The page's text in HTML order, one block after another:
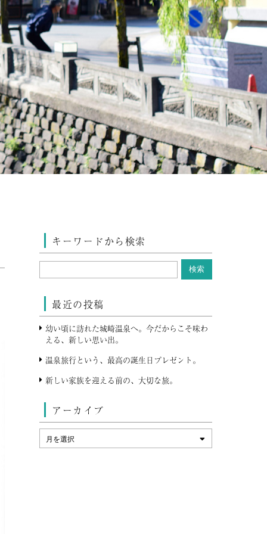
キーワードから検索
最近の投稿
幼い頃に訪れた城崎温泉へ。今だからこそ味わ
える、新しい思い出。
温泉旅行という、最高の誕生日プレゼント。
新しい家族を迎える前の、大切な旅。
アーカイブ